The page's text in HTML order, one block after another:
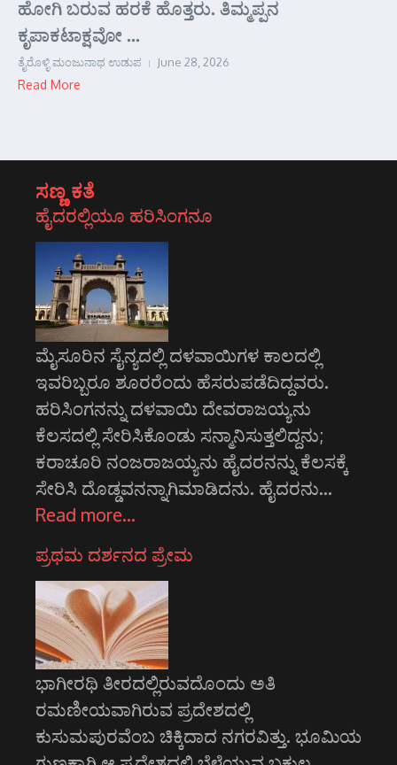
ಹೋಗಿ ಬರುವ ಹರಕೆ ಹೊತ್ತರು. ತಿಮ್ಮಪ್ಪನ
ಕೃಪಾಕಟಾಕ್ಷವೋ ...
ತೈರೊಳ್ಳಿ ಮಂಜುನಾಥ ಉಡುಪ June 28, 2026
Read More
ಸಣ್ಣ ಕತೆ
ಹೈದರಲ್ಲಿಯೂ ಹರಿಸಿಂಗನೂ
ಮೈಸೂರಿನ ಸೈನ್ಯದಲ್ಲಿ ದಳವಾಯಿಗಳ ಕಾಲದಲ್ಲಿ
ಇವರಿಬ್ಬರೂ ಶೂರರೆಂದು ಹೆಸರುಪಡೆದಿದ್ದವರು.
ಹರಿಸಿಂಗನನ್ನು ದಳವಾಯಿ ದೇವರಾಜಯ್ಯನು
ಕೆಲಸದಲ್ಲಿ ಸೇರಿಸಿಕೊಂಡು ಸನ್ಮಾನಿಸುತ್ತಲಿದ್ದನು;
ಕರಾಚೂರಿ ನಂಜರಾಜಯ್ಯನು ಹೈದರನನ್ನು ಕೆಲಸಕ್ಕೆ
ಸೇರಿಸಿ ದೊಡ್ಡವನನ್ನಾಗಿಮಾಡಿದನು. ಹೈದರನು…
Read more…
ಪ್ರಥಮ ದರ್ಶನದ ಪ್ರೇಮ
ಭಾಗೀರಥಿ ತೀರದಲ್ಲಿರುವದೊಂದು ಅತಿ
ರಮಣೀಯವಾಗಿರುವ ಪ್ರದೇಶದಲ್ಲಿ
ಕುಸುಮಪುರವೆಂಬ ಚಿಕ್ಕಿದಾದ ನಗರವಿತ್ತು. ಭೂಮಿಯ